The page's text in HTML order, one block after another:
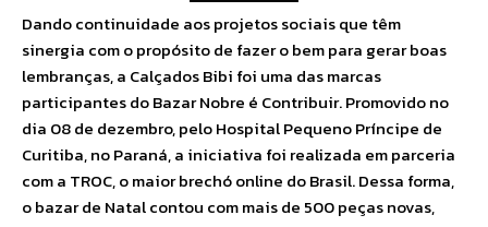
Dando continuidade aos projetos sociais que têm
sinergia com o propósito de fazer o bem para gerar boas
lembranças, a Calçados Bibi foi uma das marcas
participantes do Bazar Nobre é Contribuir. Promovido no
dia 08 de dezembro, pelo Hospital Pequeno Príncipe de
Curitiba, no Paraná, a iniciativa foi realizada em parceria
com a TROC, o maior brechó online do Brasil. Dessa forma,
o bazar de Natal contou com mais de 500 peças novas,